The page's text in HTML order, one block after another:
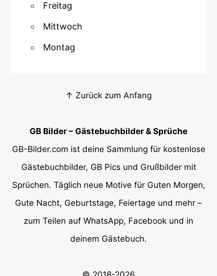
Freitag
Mittwoch
Montag
↑ Zurück zum Anfang
GB Bilder – Gästebuchbilder & Sprüche
GB-Bilder.com ist deine Sammlung für kostenlose
Gästebuchbilder, GB Pics und Grußbilder mit
Sprüchen. Täglich neue Motive für Guten Morgen,
Gute Nacht, Geburtstage, Feiertage und mehr –
zum Teilen auf WhatsApp, Facebook und in
deinem Gästebuch.